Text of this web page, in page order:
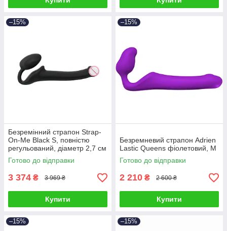
–15%
Безремінний страпон Strap-
On-Me Black S, повністю
регульований, діаметр 2,7 см
Готово до відправки
3 374 ₴ 3 969 ₴
Купити
–15%
Безремневий страпон Adrien
Lastic Queens фіолетовий, M
Готово до відправки
2 210 ₴ 2 600 ₴
Купити
–15% –15%